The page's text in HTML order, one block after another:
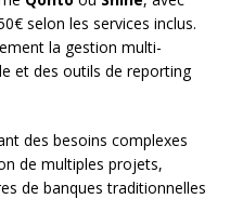
selon les services inclus.
la gestion multi-
et des outils de reporting
des besoins complexes
de multiples projets,
de banques traditionnelles